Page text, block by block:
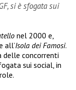
si è sfogata sui
nel 2000 e,
all’Isola dei Famosi.
delle concorrenti
sui social, in